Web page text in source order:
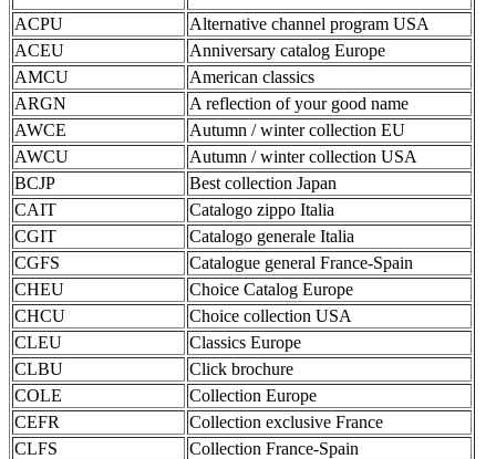
ACPU
Alternative channel program USA
ACEU
Anniversary catalog Europe
AMCU
American classics
ARGN
A reflection of your good name
AWCE
Autumn / winter collection EU
AWCU
Autumn / winter collection USA
BCJP
Best collection Japan
CAIT
Catalogo zippo Italia
CGIT
Catalogo generale Italia
CGFS
Catalogue general France-Spain
CHEU
Choice Catalog Europe
CHCU
Choice collection USA
CLEU
Classics Europe
CLBU
Click brochure
COLE
Collection Europe
CEFR
Collection exclusive France
CLFS
Collection France-Spain